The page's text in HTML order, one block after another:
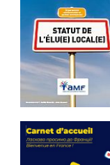
Statut de
l’élu local